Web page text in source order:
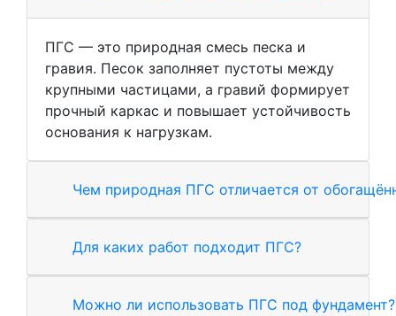
ПГС — это природная смесь песка и
гравия. Песок заполняет пустоты между
крупными частицами, а гравий формирует
прочный каркас и повышает устойчивость
основания к нагрузкам.
Чем природная ПГС отличается от
Для каких работ подходит ПГС?
Можно ли использовать ПГС под фундамент?